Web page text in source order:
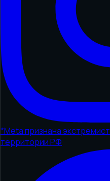
*Meta признана
территории РФ